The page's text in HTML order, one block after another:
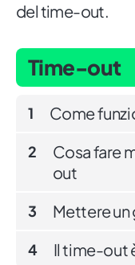
del time-out.
Time-out
1 Come
2
Cosa fare
out
3 Mettere
4 Il time-out